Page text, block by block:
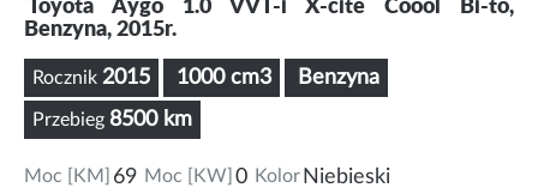
Toyota Aygo 1.0 VVT-i X-cite Coool Bi-to,
Benzyna, 2015r.
Rocznik 2015 1000 cm3 Benzyna
Przebieg 8500 km
Moc [KM] 69 Moc [KW] 0 Kolor Niebieski